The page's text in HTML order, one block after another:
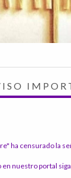
ha censurado la
nuestro portal